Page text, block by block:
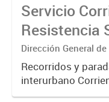
Servicio
Resistencia
Dirección General
Información
Recorridos y
interurbano
ramal Sarmiento